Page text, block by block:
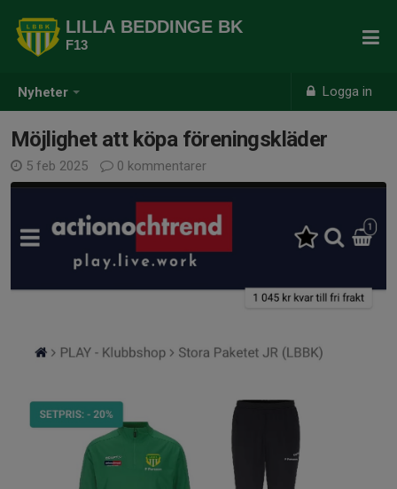
Nyheter Logga in
LILLA BEDDINGE BK
F13
Möjlighet att köpa föreningskläder
5 feb 2025 0 kommentarer